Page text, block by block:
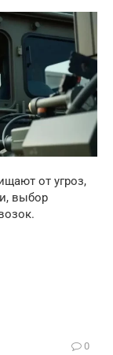
от угроз,
выбор
0